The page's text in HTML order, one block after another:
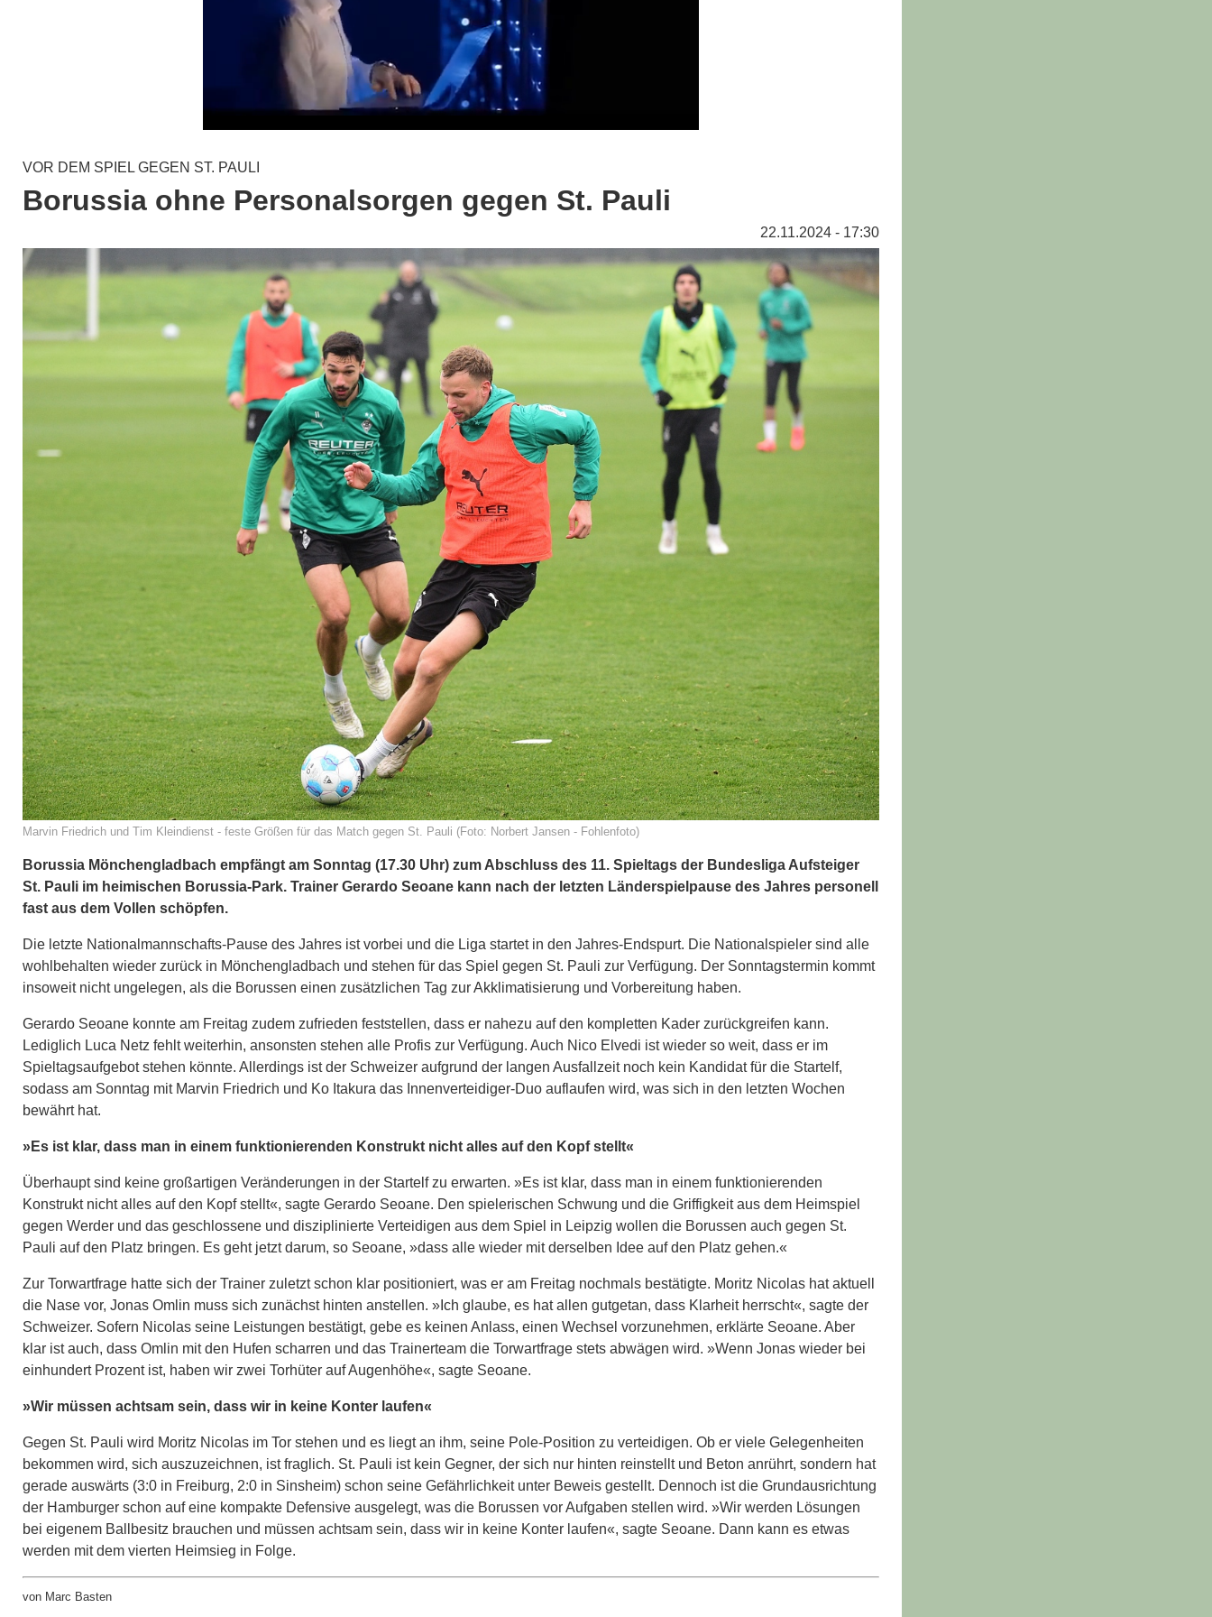
VOR DEM SPIEL GEGEN ST. PAULI
Borussia ohne Personalsorgen gegen St. Pauli
22.11.2024 - 17:30
Marvin Friedrich und Tim Kleindienst - feste Größen für das Match gegen St. Pauli (Foto: Norbert Jansen - Fohlenfoto)
Borussia Mönchengladbach empfängt am Sonntag (17.30 Uhr) zum Abschluss des 11. Spieltags der Bundesliga Aufsteiger
St. Pauli im heimischen Borussia-Park. Trainer Gerardo Seoane kann nach der letzten Länderspielpause des Jahres personell
fast aus dem Vollen schöpfen.
Die letzte Nationalmannschafts-Pause des Jahres ist vorbei und die Liga startet in den Jahres-Endspurt. Die Nationalspieler sind alle
wohlbehalten wieder zurück in Mönchengladbach und stehen für das Spiel gegen St. Pauli zur Verfügung. Der Sonntagstermin kommt
insoweit nicht ungelegen, als die Borussen einen zusätzlichen Tag zur Akklimatisierung und Vorbereitung haben.
Gerardo Seoane konnte am Freitag zudem zufrieden feststellen, dass er nahezu auf den kompletten Kader zurückgreifen kann.
Lediglich Luca Netz fehlt weiterhin, ansonsten stehen alle Profis zur Verfügung. Auch Nico Elvedi ist wieder so weit, dass er im
Spieltagsaufgebot stehen könnte. Allerdings ist der Schweizer aufgrund der langen Ausfallzeit noch kein Kandidat für die Startelf,
sodass am Sonntag mit Marvin Friedrich und Ko Itakura das Innenverteidiger-Duo auflaufen wird, was sich in den letzten Wochen
bewährt hat.
»Es ist klar, dass man in einem funktionierenden Konstrukt nicht alles auf den Kopf stellt«
Überhaupt sind keine großartigen Veränderungen in der Startelf zu erwarten. »Es ist klar, dass man in einem funktionierenden
Konstrukt nicht alles auf den Kopf stellt«, sagte Gerardo Seoane. Den spielerischen Schwung und die Griffigkeit aus dem Heimspiel
gegen Werder und das geschlossene und disziplinierte Verteidigen aus dem Spiel in Leipzig wollen die Borussen auch gegen St.
Pauli auf den Platz bringen. Es geht jetzt darum, so Seoane, »dass alle wieder mit derselben Idee auf den Platz gehen.«
Zur Torwartfrage hatte sich der Trainer zuletzt schon klar positioniert, was er am Freitag nochmals bestätigte. Moritz Nicolas hat aktuell
die Nase vor, Jonas Omlin muss sich zunächst hinten anstellen. »Ich glaube, es hat allen gutgetan, dass Klarheit herrscht«, sagte der
Schweizer. Sofern Nicolas seine Leistungen bestätigt, gebe es keinen Anlass, einen Wechsel vorzunehmen, erklärte Seoane. Aber
klar ist auch, dass Omlin mit den Hufen scharren und das Trainerteam die Torwartfrage stets abwägen wird. »Wenn Jonas wieder bei
einhundert Prozent ist, haben wir zwei Torhüter auf Augenhöhe«, sagte Seoane.
»Wir müssen achtsam sein, dass wir in keine Konter laufen«
Gegen St. Pauli wird Moritz Nicolas im Tor stehen und es liegt an ihm, seine Pole-Position zu verteidigen. Ob er viele Gelegenheiten
bekommen wird, sich auszuzeichnen, ist fraglich. St. Pauli ist kein Gegner, der sich nur hinten reinstellt und Beton anrührt, sondern hat
gerade auswärts (3:0 in Freiburg, 2:0 in Sinsheim) schon seine Gefährlichkeit unter Beweis gestellt. Dennoch ist die Grundausrichtung
der Hamburger schon auf eine kompakte Defensive ausgelegt, was die Borussen vor Aufgaben stellen wird. »Wir werden Lösungen
bei eigenem Ballbesitz brauchen und müssen achtsam sein, dass wir in keine Konter laufen«, sagte Seoane. Dann kann es etwas
werden mit dem vierten Heimsieg in Folge.
von Marc Basten